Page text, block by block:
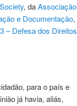
, daAssociação
e Documentação,
– Defesa dos Direitos
para o país e
já havia, aliás,